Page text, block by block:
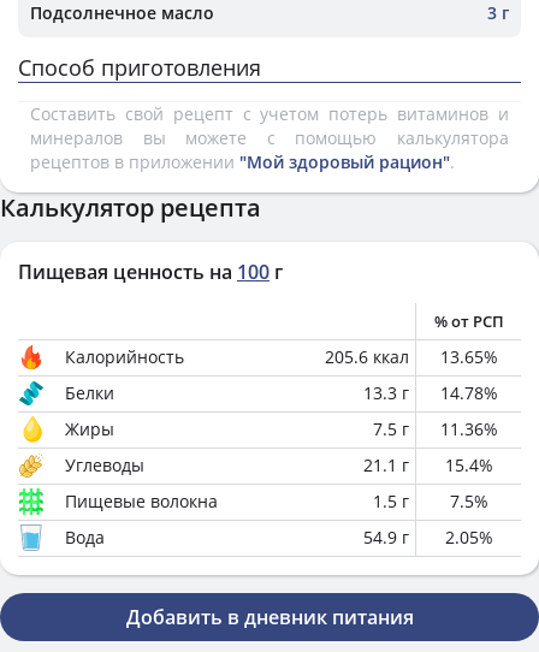
Подсолнечное масло 3 г
Способ приготовления
Составить свой рецепт с учетом потерь витаминов и
минералов вы можете с помощью калькулятора
рецептов в приложении "Мой здоровый рацион".
Калькулятор рецепта
Пищевая ценность на 100 г
% от РСП
Калорийность 205.6 ккал 13.65%
Белки
13.3 г 14.78%
Жиры
7.5 г 11.36%
Углеводы
21.1 г 15.4%
Пищевые волокна
1.5 г 7.5%
Вода
54.9 г 2.05%
Добавить в дневник питания